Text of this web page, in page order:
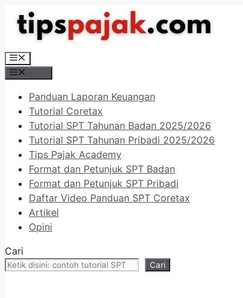
Langsung
Menu
Panduan Laporan Keuangan
Tutorial Coretax
Tutorial SPT Tahunan Badan 2025/2026
Tutorial SPT Tahunan Pribadi 2025/2026
Tips Pajak Academy
Format dan Petunjuk SPT Badan
Format dan Petunjuk SPT Pribadi
Daftar Video Panduan SPT Coretax
Artikel
Opini
Cari
Cari